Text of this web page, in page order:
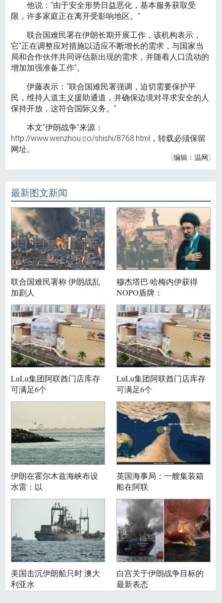
他说：“由于安全形势日益恶化，基本服务获取受
限，许多家庭正在离开受影响地区。”
联合国难民署在伊朗长期开展工作，该机构表示，
它“正在调整应对措施以适应不断增长的需求，与国家当
局和合作伙伴共同评估新出现的需求，并随着人口流动的
增加加强准备工作”。
伊藤表示：“联合国难民署强调，迫切需要保护平
民，维持人道主义援助通道，并确保边境对寻求安全的人
保持开放，这符合国际义务。”
本文“伊朗战争”来源：
http://www.wenzhou.co/shishi/8768.html，转载必须保留
网址。
(编辑：温网)
最新图文新闻
联合国难民署称 伊朗战乱
加剧人
穆杰塔巴·哈梅内伊获得
NOPO盾牌：
LuLu集团阿联酋门店库存
可满足6个
LuLu集团阿联酋门店库存
可满足6个
伊朗在霍尔木兹海峡布设
水雷：以
英国海事局：一艘集装箱
船在阿联
美国击沉伊朗船只时 澳大
利亚水
白宫关于伊朗战争目标的
最新表态